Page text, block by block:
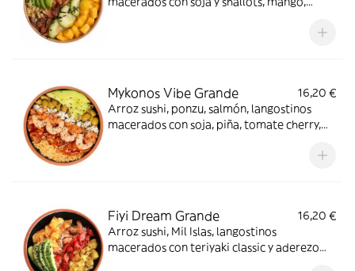
Mykonos Vibe Grande
16,20 €
Arroz sushi, ponzu, salmón, langostinos
macerados con soja, piña, tomate cherry,
Fiyi Dream Grande
16,20 €
Arroz sushi, Mil Islas, langostinos
macerados con teriyaki classic y aderezo